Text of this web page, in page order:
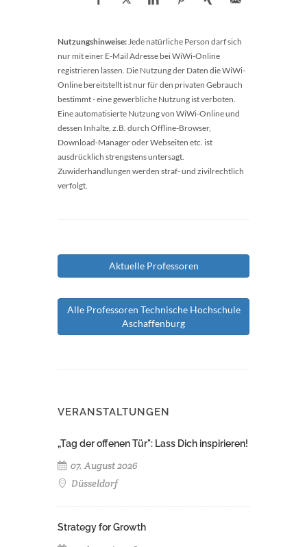
Nutzungshinweise:Jede natürliche Person darf sich
nur mit einer E-Mail Adresse bei WiWi-Online
registrieren lassen. Die Nutzung der Daten die WiWi-
Online bereitstellt ist nur für den privaten Gebrauch
bestimmt - eine gewerbliche Nutzung ist verboten.
Eine automatisierte Nutzung von WiWi-Online und
dessen Inhalte, z.B. durch Offline-Browser,
Download-Manager oder Webseiten etc. ist
ausdrücklich strengstens untersagt.
Zuwiderhandlungen werden straf- und zivilrechtlich
verfolgt.
Aktuelle Professoren
Alle Professoren Technische Hochschule
Aschaffenburg
VERANSTALTUNGEN
„Tag der offenen Tür": Lass Dich inspirieren!
07. August 2026
Düsseldorf
Strategy for Growth